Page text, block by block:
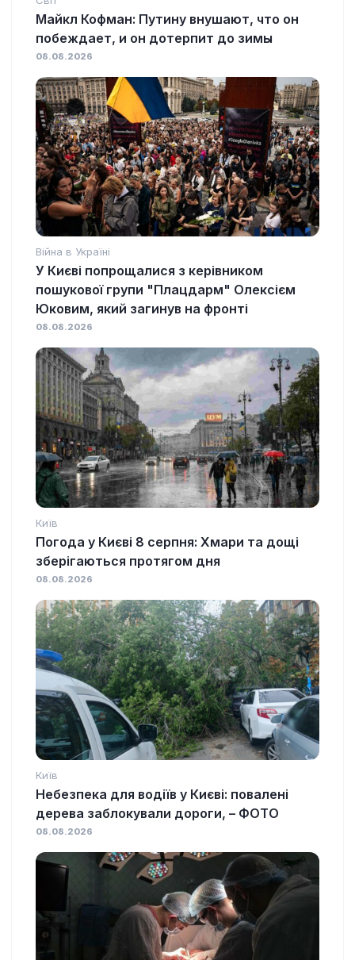
Майкл Кофман: Путину внушают, что он
побеждает, и он дотерпит до зимы
08.08.2026
Війна в Україні
У Києві попрощалися з керівником
пошукової групи "Плацдарм" Олексієм
Юковим, який загинув на фронті
08.08.2026
Київ
Погода у Києві 8 серпня: Хмари та дощі
зберігаються протягом дня
08.08.2026
Київ
Небезпека для водіїв у Києві: повалені
дерева заблокували дороги, – ФОТО
08.08.2026